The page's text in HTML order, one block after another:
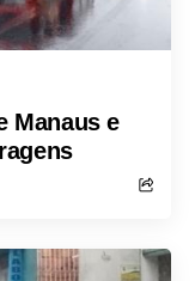
Manaus e